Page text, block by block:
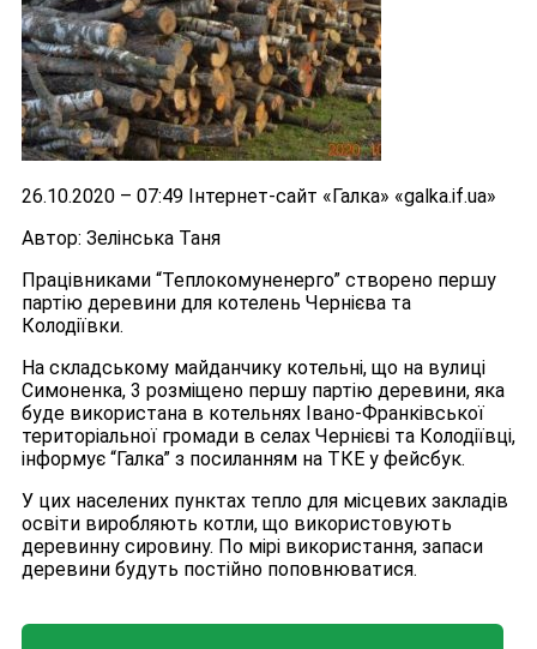
26.10.2020 – 07:49 Інтернет-сайт «Галка» «galka.if.ua»
Автор: Зелінська Таня
Працівниками “Теплокомуненерго” створено першу
партію деревини для котелень Чернієва та
Колодіївки.
На складському майданчику котельні, що на вулиці
Симоненка, 3 розміщено першу партію деревини, яка
буде використана в котельнях Івано-Франківської
територіальної громади в селах Чернієві та Колодіївці,
інформує “Галка” з посиланням на ТКЕ у фейсбук.
У цих населених пунктах тепло для місцевих закладів
освіти виробляють котли, що використовують
деревинну сировину. По мірі використання, запаси
деревини будуть постійно поповнюватися.